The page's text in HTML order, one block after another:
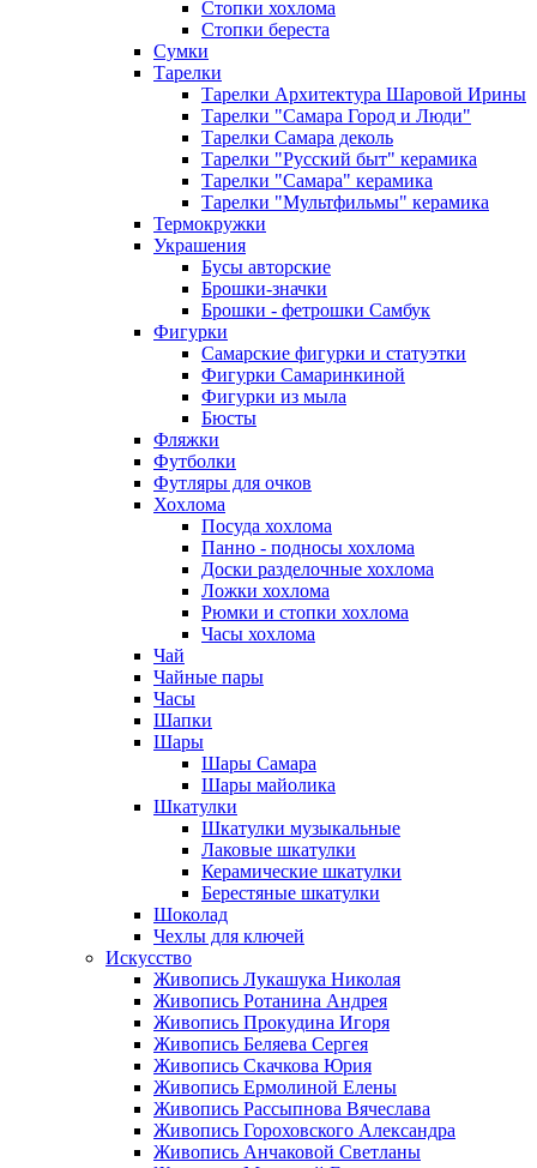
Стопки хохлома
Стопки береста
Сумки
Тарелки
Тарелки Архитектура Шаровой Ирины
Тарелки "Самара Город и Люди"
Тарелки Самара деколь
Тарелки "Русский быт" керамика
Тарелки "Самара" керамика
Тарелки "Мультфильмы" керамика
Термокружки
Украшения
Бусы авторские
Брошки-значки
Брошки - фетрошки Самбук
Фигурки
Самарские фигурки и статуэтки
Фигурки Самаринкиной
Фигурки из мыла
Бюсты
Фляжки
Футболки
Футляры для очков
Хохлома
Посуда хохлома
Панно - подносы хохлома
Доски разделочные хохлома
Ложки хохлома
Рюмки и стопки хохлома
Часы хохлома
Чай
Чайные пары
Часы
Шапки
Шары
Шары Самара
Шары майолика
Шкатулки
Шкатулки музыкальные
Лаковые шкатулки
Керамические шкатулки
Берестяные шкатулки
Шоколад
Чехлы для ключей
Искусство
Живопись Лукашука Николая
Живопись Ротанина Андрея
Живопись Прокудина Игоря
Живопись Беляева Сергея
Живопись Скачкова Юрия
Живопись Ермолиной Елены
Живопись Рассыпнова Вячеслава
Живопись Гороховского Александра
Живопись Анчаковой Светланы